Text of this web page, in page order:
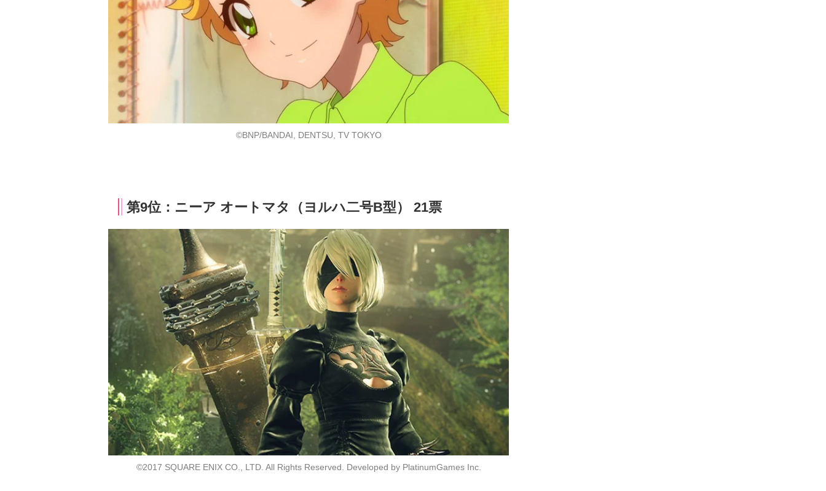
©BNP/BANDAI, DENTSU, TV TOKYO
第9位：ニーア オートマタ（ヨルハ二号B型） 21票
©2017 SQUARE ENIX CO., LTD. All Rights Reserved. Developed by PlatinumGames Inc.